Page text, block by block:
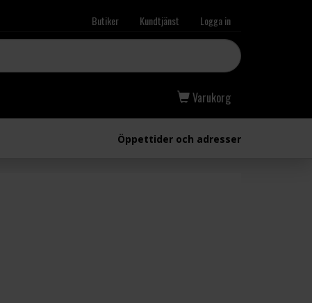
Butiker Kundtjänst Logga in
Varukorg
Öppettider och adresser